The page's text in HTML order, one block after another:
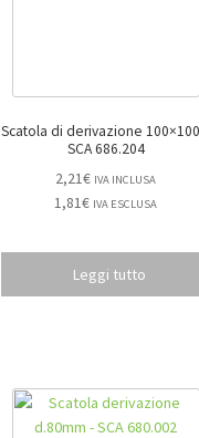
Scatola di derivazione 100×100
SCA 686.204
2,21€ IVA INCLUSA
1,81€ IVA ESCLUSA
Leggi tutto